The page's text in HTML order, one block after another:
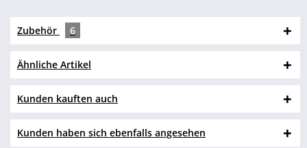
Zubehör 6
Ähnliche Artikel
Kunden kauften auch
Kunden haben sich ebenfalls angesehen